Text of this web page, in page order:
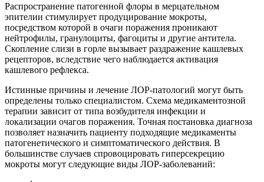
Распространение патогенной флоры в мерцательном
эпителии стимулирует продуцирование мокроты,
посредством которой в очаги поражения проникают
нейтрофилы, гранулоциты, фагоциты и другие антитела.
Скопление слизи в горле вызывает раздражение кашлевых
рецепторов, вследствие чего наблюдается активация
кашлевого рефлекса.
Истинные причины и лечение ЛОР-патологий могут быть
определены только специалистом. Схема медикаментозной
терапии зависит от типа возбудителя инфекции и
локализации очагов поражения. Точная постановка диагноза
позволяет назначить пациенту подходящие медикаменты
патогенетического и симптоматического действия. В
большинстве случаев спровоцировать гиперсекрецию
мокроты могут следующие виды ЛОР-заболеваний: